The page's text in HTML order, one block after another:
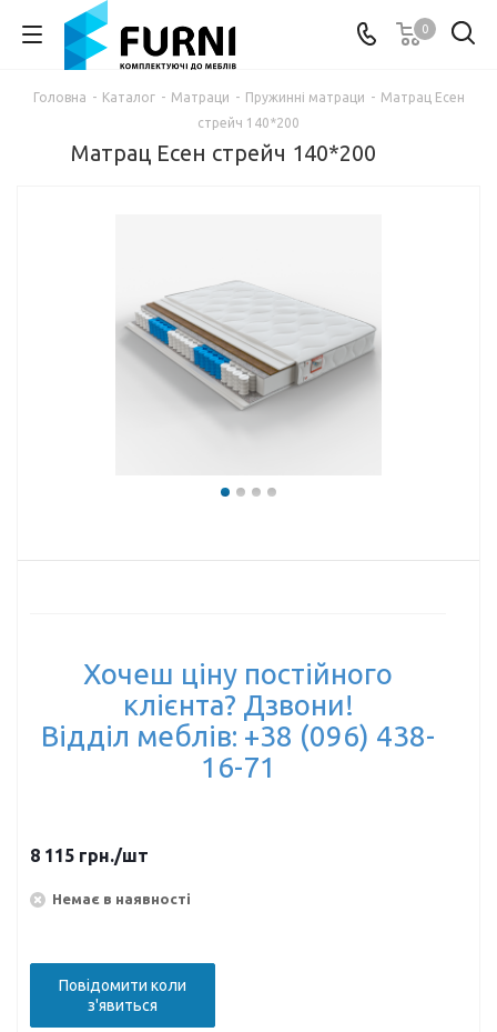
0
Головна - Каталог - Матраци - Пружинні матраци - Матрац Есен
стрейч 140*200
Матрац Есен стрейч 140*200
Хочеш ціну постійного
клієнта? Дзвони!
Відділ меблів: +38 (096) 438-
16-71
8 115 грн./шт
Немає в наявності
Повідомити коли
з'явиться